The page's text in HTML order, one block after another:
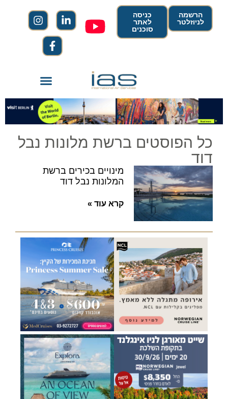
הרשמה
לניוזלטר
כניסה
לאתר
סוכנים
כל הפוסטים ברשת מלונות נבל
דוד
מינויים בכירים ברשת
המלונות נבל דוד
קרא עוד »